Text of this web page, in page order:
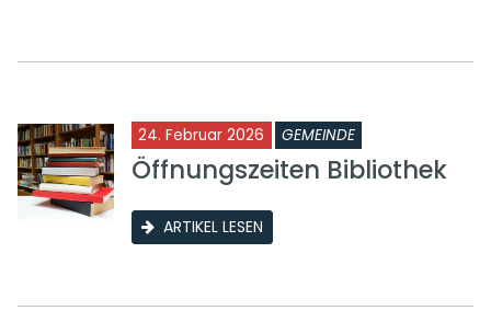
24. Februar 2026 GEMEINDE
Öffnungszeiten Bibliothek
ARTIKEL LESEN